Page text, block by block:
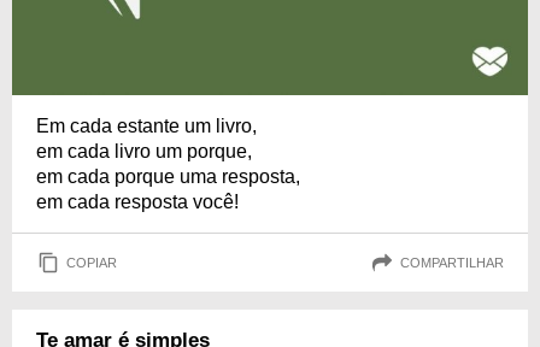
Em cada estante um livro,
em cada livro um porque,
em cada porque uma resposta,
em cada resposta você!
COPIAR COMPARTILHAR
Te amar é simples